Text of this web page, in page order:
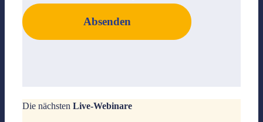
Absenden
Die nächsten Live-Webinare